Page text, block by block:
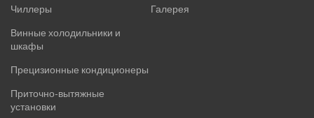
Чиллеры
Винные холодильники и
шкафы
Прецизионные кондиционеры
Приточно-вытяжные
установки
Галерея